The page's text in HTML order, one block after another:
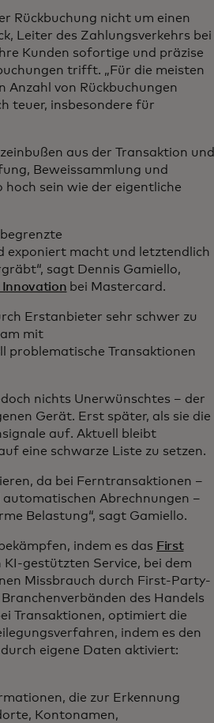
Rückbuchung nicht um einen
Leiter des Zahlungsverkehrs bei
Kunden sofortige und präzise
trifft. „Für die meisten
Anzahl von Rückbuchungen
teuer, insbesondere für
aus der Transaktion und
Beweissammlung und
hoch sein wie der eigentliche
exponiert macht und letztendlich
sagt Dennis Gamiello,
Innovation bei Mastercard.
Erstanbieter sehr schwer zu
mit
problematische Transaktionen
nichts Unerwünschtes – der
Gerät. Erst später, als sie die
auf. Aktuell bleibt
eine schwarze Liste zu setzen.
da bei Ferntransaktionen –
Abrechnungen –
Belastung“, sagt Gamiello.
indem es das First
gestützten Service, bei dem
Missbrauch durch First-Party-
des Handels
Transaktionen, optimiert die
indem es den
eigene Daten aktiviert:
die zur Erkennung
Kontonamen,